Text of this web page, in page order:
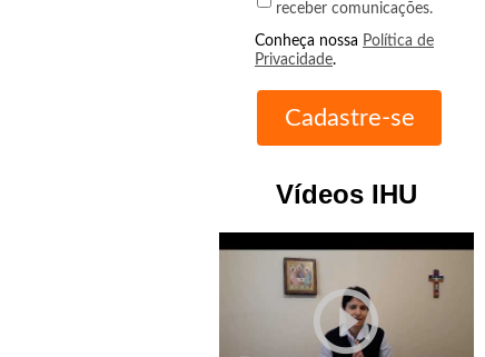
receber comunicações.
Conheça nossa Política de
Privacidade.
Vídeos IHU
play_circle_outline